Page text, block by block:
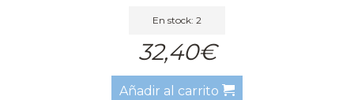
En stock: 2
32,40€
Añadir al carrito